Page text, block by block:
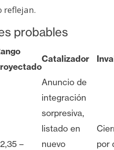
reflejan.
probables
Catalizador
–
Anuncio de
integración
sorpresiva,
listado en
nuevo
por